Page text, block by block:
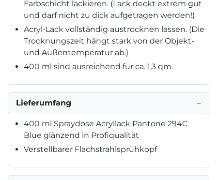
Farbschicht lackieren. (Lack deckt extrem gut
und darf nicht zu dick aufgetragen werden!)
Acryl-Lack vollständig austrocknen lassen. (Die
Trocknungszeit hängt stark von der Objekt-
und Außentemperatur ab.)
400 ml sind ausreichend für ca. 1,3 qm.
Lieferumfang −
400 ml Spraydose Acryllack Pantone 294C
Blue glänzend in Profiqualität
Verstellbarer Flachstrahlsprühkopf